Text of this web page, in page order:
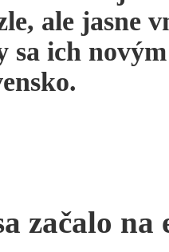
ale jasne
sa ich
začalo